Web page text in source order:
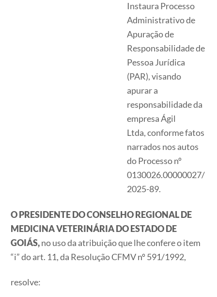
Instaura Processo
Administrativo de
Apuração de
Responsabilidade de
Pessoa Jurídica
(PAR), visando
apurar a
responsabilidade da
empresa Ágil
Ltda, conforme fatos
narrados nos autos
do Processo nº
0130026.00000027/
2025-89.
O PRESIDENTE DO CONSELHO REGIONAL DE
MEDICINA VETERINÁRIA DO ESTADO DE
GOIÁS,no uso da atribuição que lhe confere o item
“i” do art. 11, da Resolução CFMV nº 591/1992,
resolve: